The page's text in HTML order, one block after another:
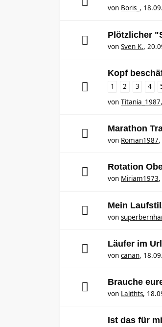
von Boris_ ,
Plötzlicher
von Sven K.,
Kopf
1 2 3 4
von Titania_1987,
Marathon
von Roman1987,
Rotation
von Miriam1973,
Mein
von
Läufer im
von canan,
Brauche
von Lalithts,
Ist das für